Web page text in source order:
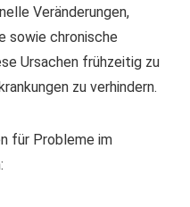
Veränderungen,
sowie chronische
Ursachen frühzeitig zu
zu verhindern.
für Probleme im